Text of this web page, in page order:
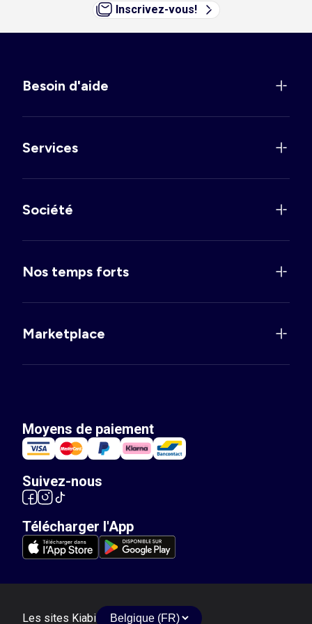
Inscrivez-vous!
Besoin d'aide
Services
Société
Nos temps forts
Marketplace
Moyens de paiement
Suivez-nous
Télécharger l'App
Les sites Kiabi